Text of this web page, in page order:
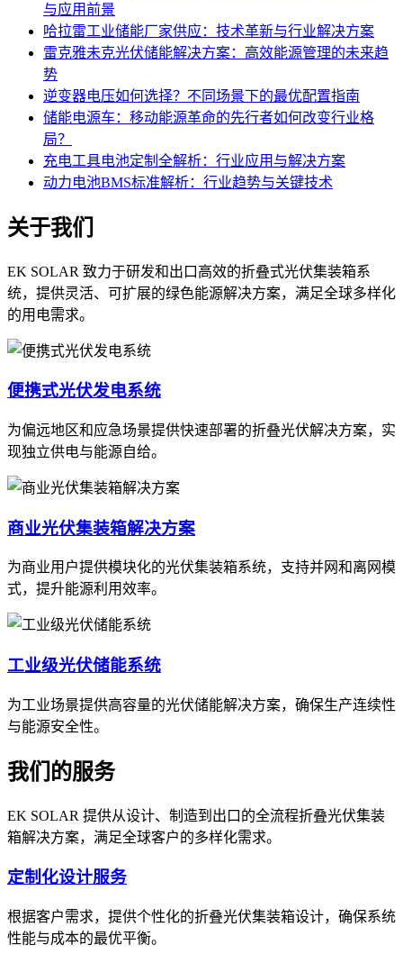
与应用前景
哈拉雷工业储能厂家供应：技术革新与行业解决方案
雷克雅未克光伏储能解决方案：高效能源管理的未来趋
势
逆变器电压如何选择？不同场景下的最优配置指南
储能电源车：移动能源革命的先行者如何改变行业格
局？
充电工具电池定制全解析：行业应用与解决方案
动力电池BMS标准解析：行业趋势与关键技术
关于我们
EK SOLAR 致力于研发和出口高效的折叠式光伏集装箱系
统，提供灵活、可扩展的绿色能源解决方案，满足全球多样化
的用电需求。
便携式光伏发电系统
为偏远地区和应急场景提供快速部署的折叠光伏解决方案，实
现独立供电与能源自给。
商业光伏集装箱解决方案
为商业用户提供模块化的光伏集装箱系统，支持并网和离网模
式，提升能源利用效率。
工业级光伏储能系统
为工业场景提供高容量的光伏储能解决方案，确保生产连续性
与能源安全性。
我们的服务
EK SOLAR 提供从设计、制造到出口的全流程折叠光伏集装
箱解决方案，满足全球客户的多样化需求。
定制化设计服务
根据客户需求，提供个性化的折叠光伏集装箱设计，确保系统
性能与成本的最优平衡。